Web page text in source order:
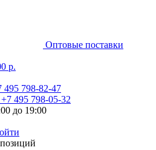
Оптовые поставки
р.
495 798-82-47
798-05-32
до 19:00